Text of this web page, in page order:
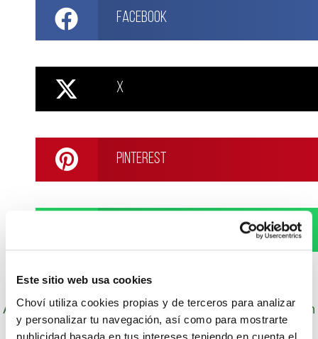
Este sitio web usa cookies
Choví utiliza cookies propias y de terceros para analizar
y personalizar tu navegación, así como para mostrarte
publicidad basada en tus intereses teniendo en cuenta el
Facebook
X
Pinterest
Autor: Cocineros de Choví, expertos en recetas con
salsas para el disfrute.